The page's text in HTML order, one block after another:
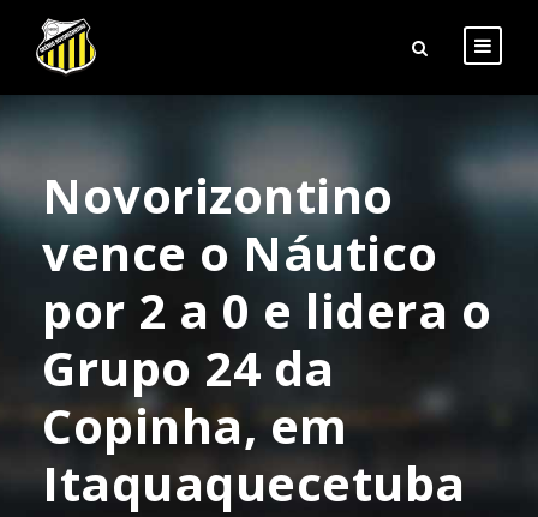
Novorizontino
vence o Náutico
por 2 a 0 e lidera o
Grupo 24 da
Copinha, em
Itaquaquecetuba